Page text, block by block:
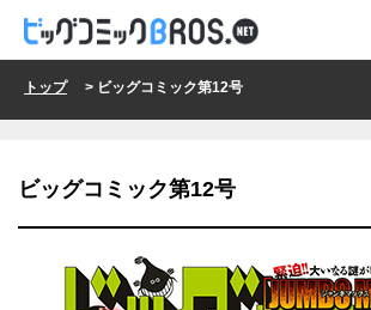
トップ> ビッグコミック第12号
ビッグコミック第12号